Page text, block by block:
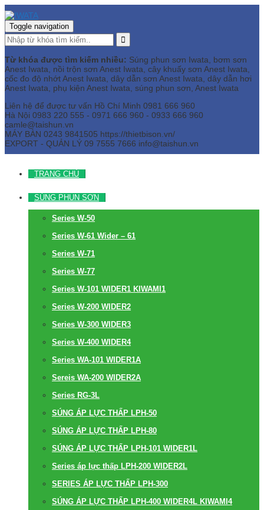
Toggle navigation
Từ khóa được tìm kiếm nhiều: Súng phun sơn Iwata, bơm sơn
Anest Iwata, nồi trộn sơn Anest Iwata, cây khuấy sơn Anest Iwata,
cốc đo độ nhớt Anest Iwata, dây dẫn sơn Anest Iwata, dây dẫn hơi
Anest Iwata, phụ kiện Anest Iwata, súng phun sơn, Anest Iwata
Liên hệ để được tư vấn Hồ Chí Minh 0981 666 960
Hà Nội 0983 220 555 - 0971 666 960 - 0933 666 960
camle@taishun.vn
MÁY BÀN 0243 9841505 https://thietbison.vn/
EXPORT - QUẢN LÝ 09 7555 7666 info@taishun.vn
TRANG CHỦ
SÚNG PHUN SƠN
Series W-50
Series W-61 Wider – 61
Series W-71
Series W-77
Series W-101 WIDER1 KIWAMI1
Series W-200 WIDER2
Series W-300 WIDER3
Series W-400 WIDER4
Series WA-101 WIDER1A
Sereis WA-200 WIDER2A
Series RG-3L
SÚNG ÁP LỰC THẤP LPH-50
SÚNG ÁP LỰC THẤP LPH-80
SÚNG ÁP LỰC THẤP LPH-101 WIDER1L
Series áp lực thấp LPH-200 WIDER2L
SERIES ÁP LỰC THẤP LPH-300
SÚNG ÁP LỰC THẤP LPH-400 WIDER4L KIWAMI4